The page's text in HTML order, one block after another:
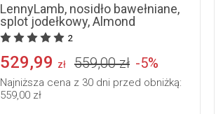
LennyLamb, nosidło bawełniane,
splot jodełkowy, Almond
2
529,99 zł 559,00 zł -5%
Najniższa cena z 30 dni przed obniżką:
559,00 zł